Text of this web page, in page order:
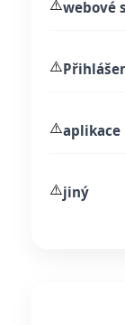
⚠️webové
⚠️
⚠️aplikace
⚠️jiný